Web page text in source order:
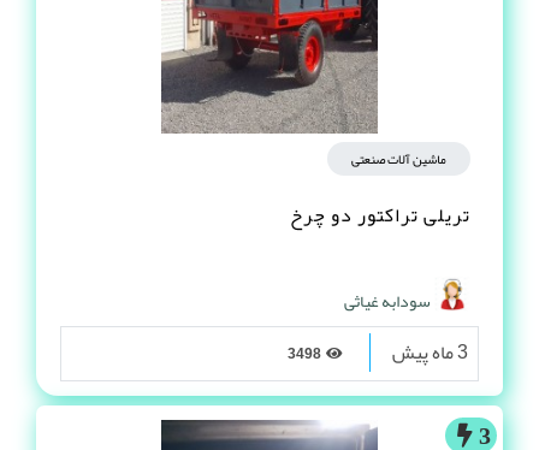
ماشین آلات صنعتی
تریلی تراکتور دو چرخ
سودابه غیاثی
3 ماه پیش
3